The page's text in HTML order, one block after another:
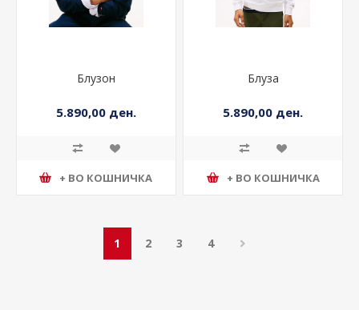
Блузон
5.890,00 ден.
+ ВО КОШНИЧКА
Блуза
5.890,00 ден.
+ ВО КОШНИЧКА
1 2 3 4